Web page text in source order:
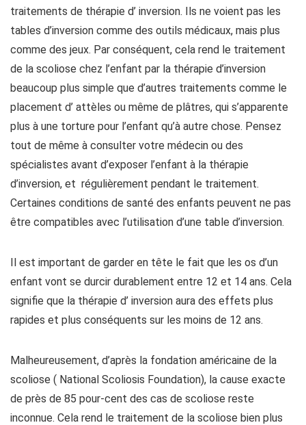
traitements de thérapie d’ inversion. Ils ne voient pas les
tables d’inversion comme des outils médicaux, mais plus
comme des jeux. Par conséquent, cela rend le traitement
de la scoliose chez l’enfant par la thérapie d’inversion
beaucoup plus simple que d’autres traitements comme le
placement d’ attèles ou même de plâtres, qui s’apparente
plus à une torture pour l’enfant qu’à autre chose. Pensez
tout de même à consulter votre médecin ou des
spécialistes avant d’exposer l’enfant à la thérapie
d’inversion, et régulièrement pendant le traitement.
Certaines conditions de santé des enfants peuvent ne pas
être compatibles avec l’utilisation d’une table d’inversion.
Il est important de garder en tête le fait que les os d’un
enfant vont se durcir durablement entre 12 et 14 ans. Cela
signifie que la thérapie d’ inversion aura des effets plus
rapides et plus conséquents sur les moins de 12 ans.
Malheureusement, d’après la fondation américaine de la
scoliose ( National Scoliosis Foundation), la cause exacte
de près de 85 pour-cent des cas de scoliose reste
inconnue. Cela rend le traitement de la scoliose bien plus